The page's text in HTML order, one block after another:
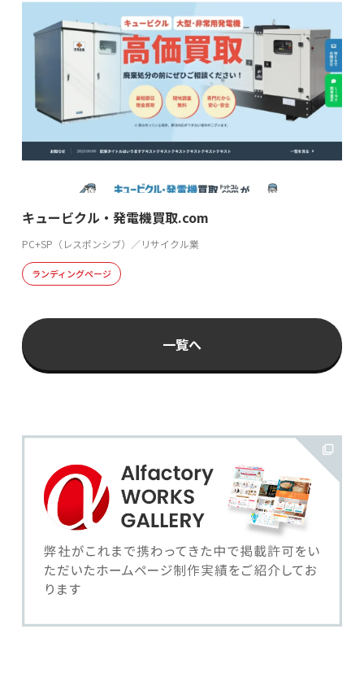
キュービクル・発電機買取.com
PC+SP（レスポンシブ）／リサイクル業
ランディングページ
一覧へ